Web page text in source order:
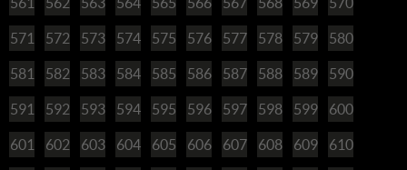
571 572 573 574 575 576 577 578 579 580
581 582 583 584 585 586 587 588 589 590
591 592 593 594 595 596 597 598 599 600
601 602 603 604 605 606 607 608 609 610